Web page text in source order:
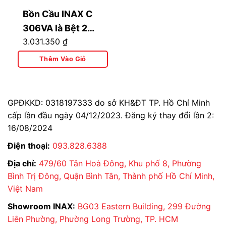
Quận 8, TP. Hồ Chí Minh
Cụm kho quốc phòng:
Phú A, Quận 9, TP. Hồ Chí Minh
Bồn Cầu INAX C
306VA là Bệt 2
Khối Giá Rẻ thứ
3.031.350 ₫
Thêm Vào Giỏ
GPĐKKD: 0318197333 do sở KH&ĐT TP. Hồ Chí Minh
cấp lần đầu ngày 04/12/2023. Đăng ký thay đổi lần 2:
16/08/2024
Điện thoại: 093.828.6388
Địa chỉ: 479/60 Tân Hoà Đông, Khu phố 8, Phường
Bình Trị Đông, Quận Bình Tân, Thành phố Hồ Chí Minh,
Việt Nam
Showroom INAX: BG03 Eastern Building, 299 Đường
Liên Phường, Phường Long Trường, TP. HCM